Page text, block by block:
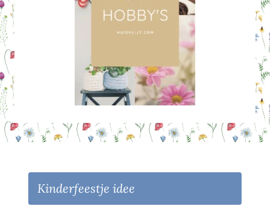
Kinderfeestje idee